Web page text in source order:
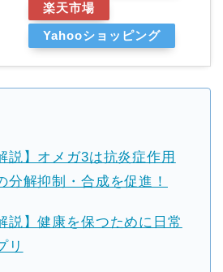
楽天市場
Yahooショッピング
説】オメガ3は抗炎症作用
分解抑制・合成を促進！
説】健康を保つために日常
リ